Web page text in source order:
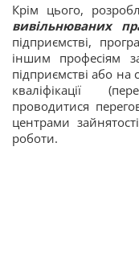
Крім цього,
вивільнюваних
підприємстві,
іншим професіям
підприємстві або на
кваліфікації
проводитися
центрами
роботи.